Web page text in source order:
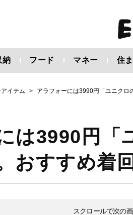
納 フード マネー 住
イテム アラフォーには3990円「ユニクロ
は3990円「
おすすめ着
スクロールで次の